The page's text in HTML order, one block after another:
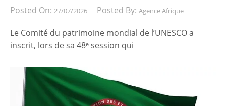
Posted On: 27/07/2026 Posted By: Agence Afrique
Le Comité du patrimoine mondial de l’UNESCO a
inscrit, lors de sa 48ᵉ session qui